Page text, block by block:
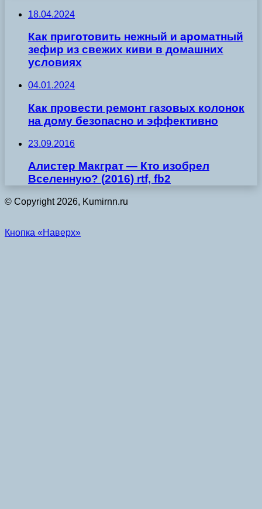
18.04.2024
Как приготовить нежный и ароматный
зефир из свежих киви в домашних
условиях
04.01.2024
Как провести ремонт газовых колонок
на дому безопасно и эффективно
23.09.2016
Алистер Макграт — Кто изобрел
Вселенную? (2016) rtf, fb2
© Copyright 2026, Kumirnn.ru
Кнопка «Наверх»